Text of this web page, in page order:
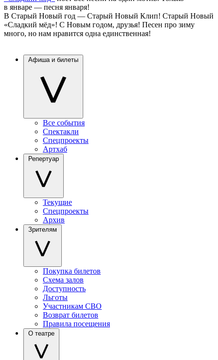
в январе — песня января!
В Старый Новый год — Старый Новый Клип! Старый Новый
«Сладкий мёд»! С Новым годом, друзья! Песен про зиму
много, но нам нравится одна единственная!
Афиша и билеты
Все события
Спектакли
Спецпроекты
Артхаб
Репертуар
Текущие
Спецпроекты
Архив
Зрителям
Покупка билетов
Схема залов
Доступность
Льготы
Участникам СВО
Возврат билетов
Правила посещения
О театре